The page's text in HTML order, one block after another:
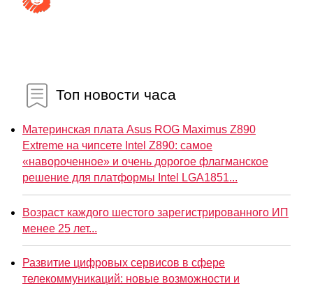
Топ новости часа
Материнская плата Asus ROG Maximus Z890
Extreme на чипсете Intel Z890: самое
«навороченное» и очень дорогое флагманское
решение для платформы Intel LGA1851...
Возраст каждого шестого зарегистрированного ИП
менее 25 лет...
Развитие цифровых сервисов в сфере
телекоммуникаций: новые возможности и